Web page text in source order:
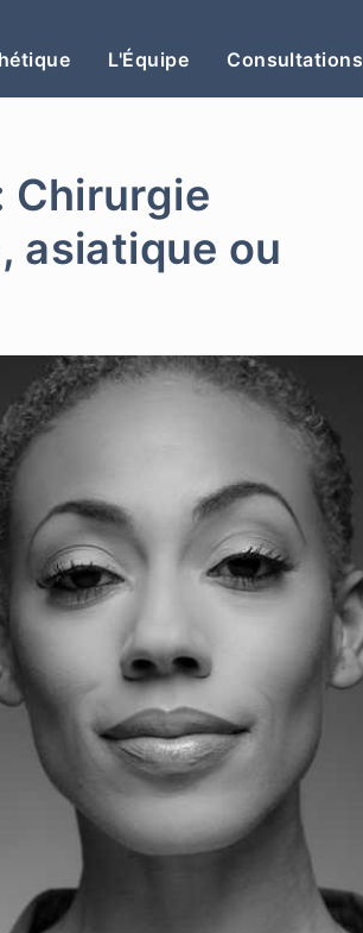
L'Équipe Consultations
Chirurgie
asiatique ou